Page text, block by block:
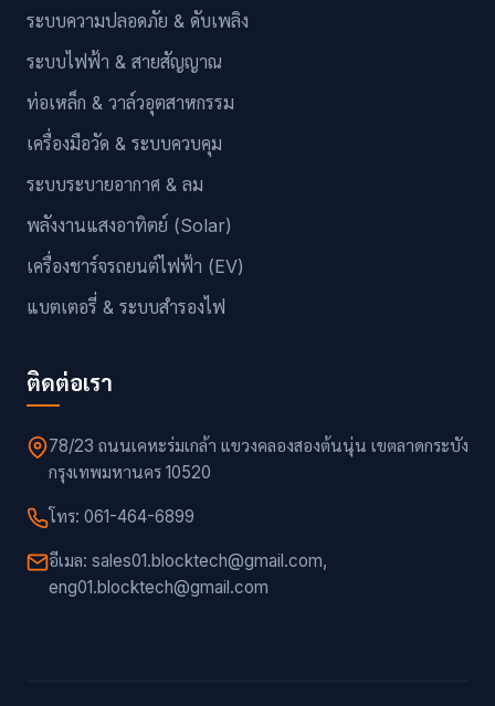
ระบบความปลอดภัย & ดับเพลิง
ระบบไฟฟ้า & สายสัญญาณ
ท่อเหล็ก & วาล์วอุตสาหกรรม
เครื่องมือวัด & ระบบควบคุม
ระบบระบายอากาศ & ลม
พลังงานแสงอาทิตย์ (Solar)
เครื่องชาร์จรถยนต์ไฟฟ้า (EV)
แบตเตอรี่ & ระบบสำรองไฟ
ติดต่อเรา
78/23 ถนนเคหะร่มเกล้า แขวงคลองสองต้นนุ่น เขตลาดกระบัง
กรุงเทพมหานคร 10520
โทร: 061-464-6899
อีเมล: sales01.blocktech@gmail.com,
eng01.blocktech@gmail.com